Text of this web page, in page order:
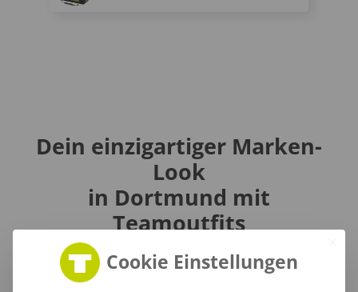
Dein einzigartiger Marken-
Look
in Dortmund mit
Teamoutfits
Cookie Einstellungen